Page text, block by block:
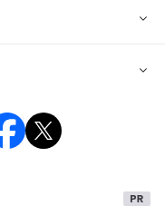
る場合は無料です。
合、都立旧岩崎邸庭園
自然観賞